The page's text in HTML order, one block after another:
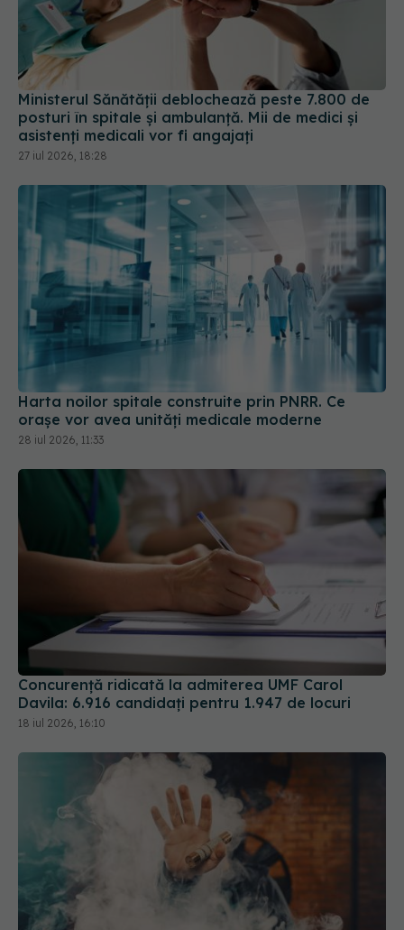
Ministerul Sănătății deblochează peste 7.800 de
posturi în spitale și ambulanță. Mii de medici și
asistenți medicali vor fi angajați
27 iul 2026, 18:28
Harta noilor spitale construite prin PNRR. Ce
orașe vor avea unități medicale moderne
28 iul 2026, 11:33
Concurență ridicată la admiterea UMF Carol
Davila: 6.916 candidați pentru 1.947 de locuri
18 iul 2026, 16:10